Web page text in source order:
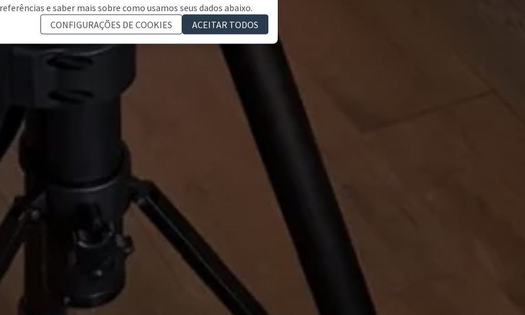
e saber mais sobre como usamos seus dados abaixo.
CONFIGURAÇÕES DE COOKIES
ACEITAR TODOS